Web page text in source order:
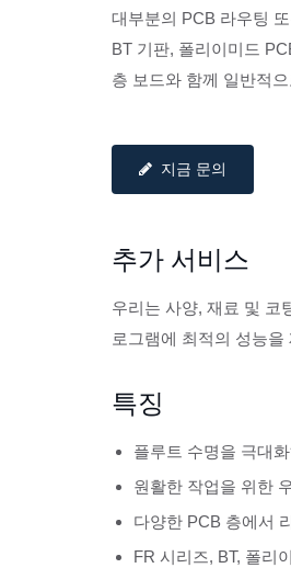
대부분의 PCB 라우팅
BT 기판, 폴리이미드
층 보드와 함께 일반적
지금 문의
추가 서비스
우리는 사양, 재료 및 코
로그램에 최적의 성능
특징
플루트 수명을 극대
원활한 작업을 위한
다양한 PCB 층에서
FR 시리즈, BT, 폴리